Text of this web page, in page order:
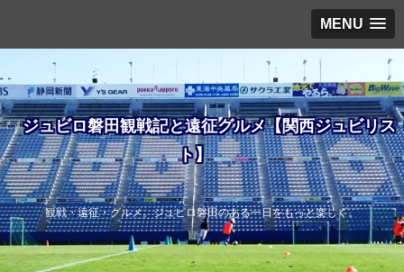
MENU
ジュビロ磐田観戦記と遠征グルメ【関西ジュビリス
ト】
観戦・遠征・グルメ。ジュビロ磐田のある一日をもっと楽しく。